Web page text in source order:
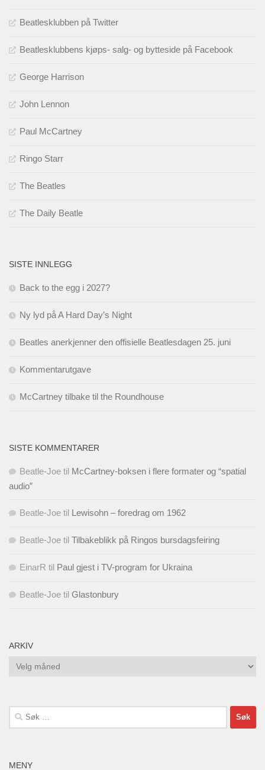
Beatlesklubben på Twitter
Beatlesklubbens kjøps- salg- og bytteside på Facebook
George Harrison
John Lennon
Paul McCartney
Ringo Starr
The Beatles
The Daily Beatle
SISTE INNLEGG
Back to the egg i 2027?
Ny lyd på A Hard Day’s Night
Beatles anerkjenner den offisielle Beatlesdagen 25. juni
Kommentarutgave
McCartney tilbake til the Roundhouse
SISTE KOMMENTARER
Beatle-Joe til McCartney-boksen i flere formater og “spatial
audio”
Beatle-Joe til Lewisohn – foredrag om 1962
Beatle-Joe til Tilbakeblikk på Ringos bursdagsfeiring
EinarR til Paul gjest i TV-program for Ukraina
Beatle-Joe til Glastonbury
ARKIV
Arkiv
Søk
etter:
MENY